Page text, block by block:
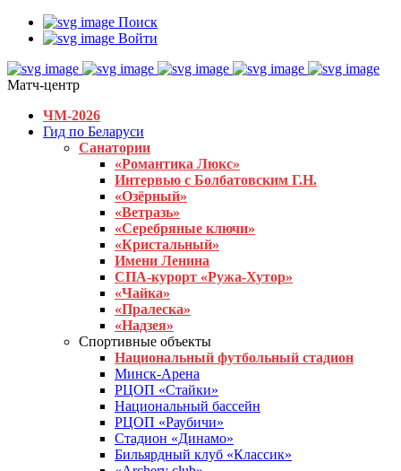
Поиск
Войти
Матч-центр
ЧМ-2026
Гид по Беларуси
Санатории
«Романтика Люкс»
Интервью с Болбатовским Г.Н.
«Озёрный»
«Ветразь»
«Серебряные ключи»
«Кристальный»
Имени Ленина
СПА-курорт «Ружа-Хутор»
«Чайка»
«Пралеска»
«Надзея»
Спортивные объекты
Национальный футбольный стадион
Минск-Арена
РЦОП «Стайки»
Национальный бассейн
РЦОП «Раубичи»
Стадион «Динамо»
Бильярдный клуб «Классик»